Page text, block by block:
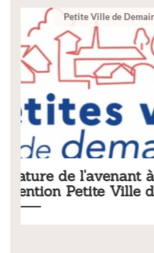
Tarifs 2026
municipaux
délibération du